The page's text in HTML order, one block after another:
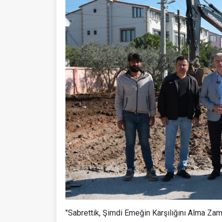
"Sabrettik, Şimdi Emeğin Karşılığını Alma